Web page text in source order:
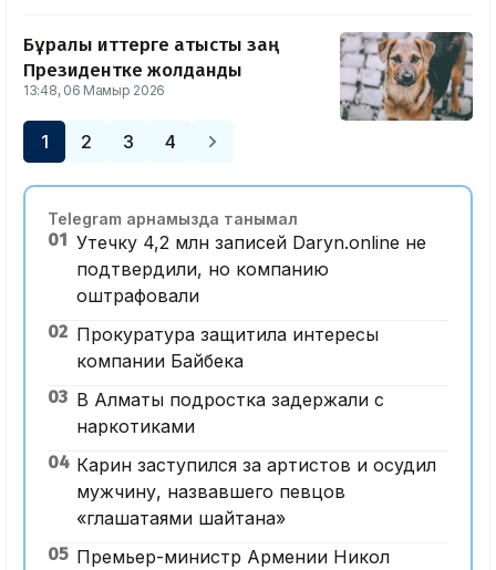
Бұралқы иттерге қатысты заң
Президентке жолданды
13:48, 06 Мамыр 2026
1 2 3 4
Telegram арнамызда танымал
01 Утечку 4,2 млн записей Daryn.online не
подтвердили, но компанию
оштрафовали
02 Прокуратура защитила интересы
компании Байбека
03 В Алматы подростка задержали с
наркотиками
04 Карин заступился за артистов и осудил
мужчину, назвавшего певцов
«глашатаями шайтана»
05 Премьер-министр Армении Никол